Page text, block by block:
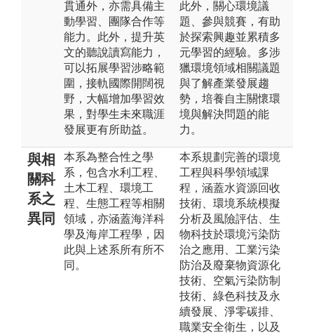
貫通外，亦需具備主
動學習、團隊合作等
能力。此外，提升英
文的聽說讀寫能力，
可以拓展學習涉略範
圍，接軌國際開闊視
野，大幅增加學習效
果，對學生未來職涯
發展更有所助益。
此外，關心環境議
題、參與競賽，有助
於探索興趣並累積多
元學習的經驗。多涉
獵環境領域相關議題
與了解產業發展趨
勢，培養自主關懷環
境與解決問題的能
力。
與相
關科
系之
異同
本系為整合性之學
系，包含水利工程、
土木工程、環境工
程、生態工程等相關
領域，亦涵蓋海洋科
學及海岸工程學，因
此與上述系所有所不
同。
本系規劃完善的環境
工程與科學領域課
程，涵蓋水資源回收
技術、環境系統模擬
分析及風險評估、生
物科技於環境污染防
治之應用、工業污染
防治及廢棄物資源化
技術、空氣污染防制
技術、綠色科技及永
續發展、淨零碳排、
職業安全衛生，以及